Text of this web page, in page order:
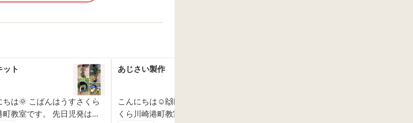
ット
ちは🌞 こぱんはうすさくら
町教室です。 先日児発は、
あじさい製作
こんにちは☺️🙌🏻 こぱんはうすさ
くら川崎港町教室です。 先日児発